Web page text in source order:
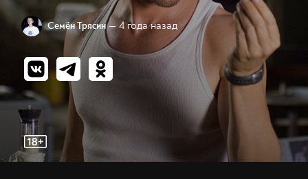
Семён Трясин — 4 года назад